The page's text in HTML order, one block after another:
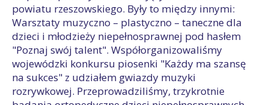
powiatu rzeszowskiego. Były to między innymi:
Warsztaty muzyczno – plastyczno – taneczne dla
dzieci i młodzieży niepełnosprawnej pod hasłem
"Poznaj swój talent". Współorganizowaliśmy
wojewódzki konkursu piosenki "Każdy ma szansę
na sukces" z udziałem gwiazdy muzyki
rozrywkowej. Przeprowadziliśmy, trzykrotnie